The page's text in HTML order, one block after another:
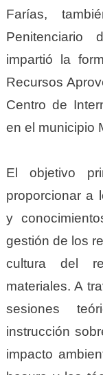
Farías,
Penitenciario
impartió la
Recursos
Centro de
en el municipio
El objetivo
proporcionar a
y
gestión de los
cultura del
materiales. A
sesiones
instrucción
impacto